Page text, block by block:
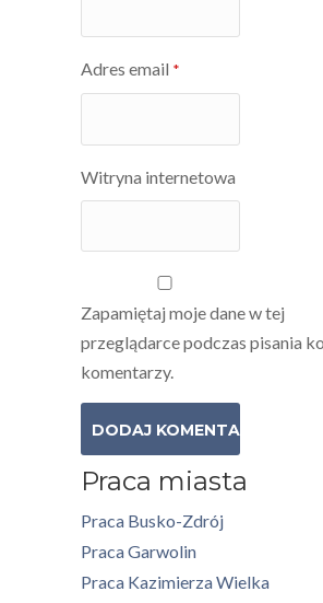
Adres email *
Witryna internetowa
Zapamiętaj moje dane w tej
przeglądarce podczas pisania
komentarzy.
Praca miasta
Praca Busko-Zdrój
Praca Garwolin
Praca Kazimierza Wielka